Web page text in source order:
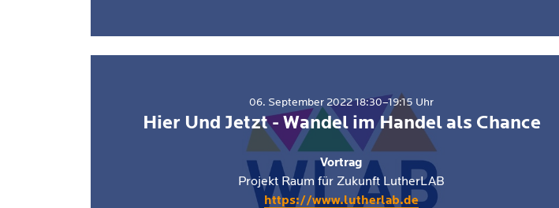
06. September 2022 18:30–19:15 Uhr
Hier Und Jetzt - Wandel im Handel als Chance
Vortrag
Projekt Raum für Zukunft LutherLAB
https://www.lutherlab.de